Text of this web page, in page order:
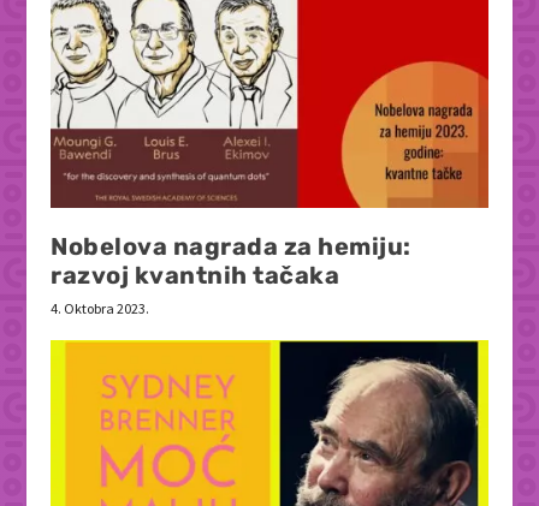
Nobelova nagrada za hemiju:
razvoj kvantnih tačaka
4. Oktobra 2023.